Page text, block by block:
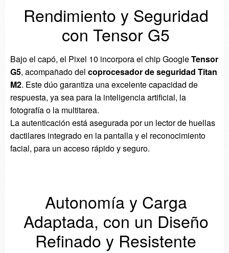
Rendimiento y Seguridad
con Tensor G5
Bajo el capó, el Pixel 10 incorpora el chip GoogleTensor
G5, acompañado del coprocesador de seguridad Titan
M2. Este dúo garantiza una excelente capacidad de
respuesta, ya sea para la inteligencia artificial, la
fotografía o la multitarea.
La autenticación está asegurada por un lector de huellas
dactilares integrado en la pantalla y el reconocimiento
facial, para un acceso rápido y seguro.
Autonomía y Carga
Adaptada, con un Diseño
Refinado y Resistente